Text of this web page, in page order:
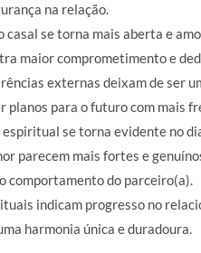
na relação.
casal se torna mais aberta e
maior comprometimento e
externas deixam de ser
planos para o futuro com mais
se torna evidente no
parecem mais fortes e
comportamento do parceiro(a).
indicam progresso no
harmonia única e duradoura.